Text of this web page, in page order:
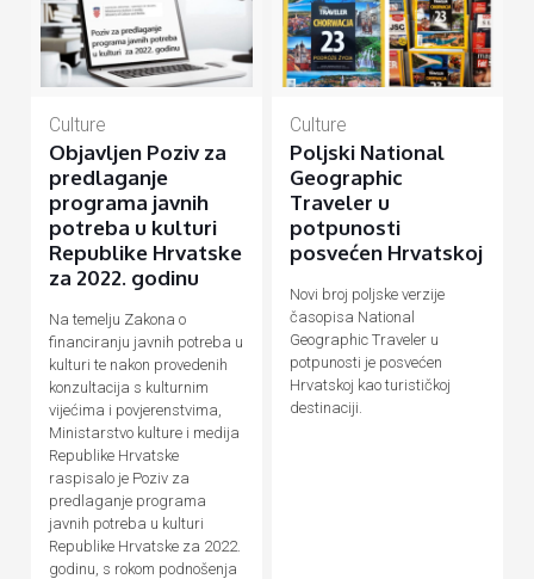
Culture
Objavljen Poziv za
predlaganje
programa javnih
potreba u kulturi
Republike Hrvatske
za 2022. godinu
Na temelju Zakona o
financiranju javnih potreba u
kulturi te nakon provedenih
konzultacija s kulturnim
vijećima i povjerenstvima,
Ministarstvo kulture i medija
Republike Hrvatske
raspisalo je Poziv za
predlaganje programa
javnih potreba u kulturi
Republike Hrvatske za 2022.
godinu, s rokom podnošenja
Culture
Poljski National
Geographic
Traveler u
potpunosti
posvećen Hrvatskoj
Novi broj poljske verzije
časopisa National
Geographic Traveler u
potpunosti je posvećen
Hrvatskoj kao turističkoj
destinaciji.